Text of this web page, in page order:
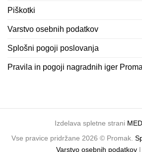
Piškotki
Varstvo osebnih podatkov
Splošni pogoji poslovanja
Pravila in pogoji nagradnih iger
Izdelava spletne strani
Vse pravice pridržane 2026 © Promak.
Varstvo osebnih podatkov|